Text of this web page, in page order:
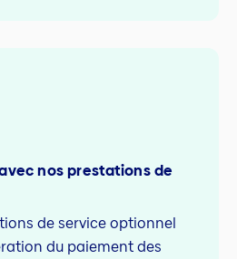
nos prestations de
de service optionnel
du paiement des